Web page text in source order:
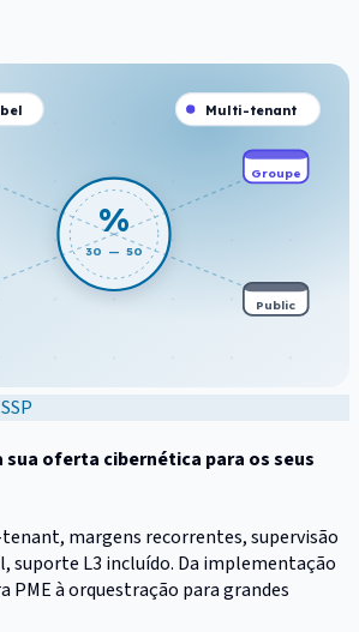
%
30 — 50
Groupe
Public
Multi-tenant
oferta cibernética para os seus
margens recorrentes, supervisão
suporte L3 incluído. Da implementação
PME à orquestração para grandes